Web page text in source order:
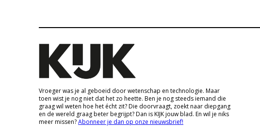
Vroeger was je al geboeid door wetenschap en technologie. Maar
toen wist je nog niet dat het zo heette. Ben je nog steeds iemand die
graag wil weten hoe het écht zit? Die doorvraagt, zoekt naar diepgang
en de wereld graag beter begrijpt? Dan is KIJK jouw blad. En wil je niks
meer missen?Abonneer je dan op onze nieuwsbrief!